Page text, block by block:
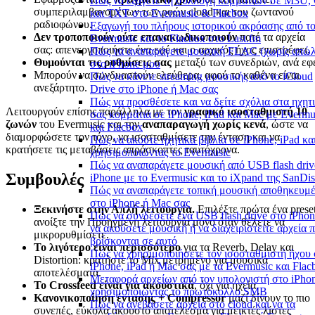
και TXT στο Evermusic & Flacbox
Εξαγωγή του πλήρους ιστορικού ακρόασης από το
Evermusic και το Flacbox στο Last.fm
Πώς να αναπαράγετε μουσική FLAC (χωρίς
στο iPhone μου
Πώς να κάνετε streaming μουσικής από το iCloud
Drive στο iPhone ή Mac σας
Πώς να προσθέσετε και να δείτε σχόλια στα
σας κομμάτια σε iPhone, iPad και Mac με
και Flacbox
Πώς να ακούτε ηχητικά βιβλία σε iPhone, iPad
χρησιμοποιώντας το Evermusic
Πώς να αναπαράγετε μουσική από USB flash
iPhone με το Evermusic και το iXpand της
Πώς να αναπαράγετε τοπική μουσική
στο iPhone ή Mac σας
Πώς να συνδέσετε ένα USB flash drive στο
να ακούσετε μουσική ή να διαχειριστείτε αρχεία
βρίσκονται σε αυτό
Πώς να χρησιμοποιήσετε τον ισοσταθμιστή ήχου
iPhone, iPad ή Mac σας με τα Evermusic και
Μεταφορά αρχείων από τον υπολογιστή στο
χρησιμοποιώντας το πρωτόκολλο SMB
Πώς να ανεβάσετε αρχεία στο cloud και να τα
συμπεριλαμβανομένων των ροών cloud και του ζωντανού
ραδιοφώνου.
Δεν τροποποιούν ούτε επανακωδικοποιούνποτέ τα αρχεία
σας: απενεργοποιήστε ένα εφέ και ο αρχικός ήχος επιστρέφει.
Θυμούνται τις ρυθμίσεις σας μεταξύ των συνεδριών, ανά
Μπορούν να συνδυαστούν ελεύθερα, αφού το καθένα είναι
ανεξάρτητο.
Λειτουργούν επίσης παράλληλα με τονγραφικό ισοσταθμιστή 10
ζωνών του Evermusic και τηναναπαραγωγή χωρίς κενά, ώστε να
διαμορφώσετε τον τόνο, να ισοσταθμίσετε την ένταση και να
κρατήσετε τις μεταβάσεις απρόσκοπτες ταυτόχρονα.
Συμβουλές
Ξεκινήστε στην Απλή λειτουργία.Επιλέξτε πρώτα ένα
ανοίξτε την Προηγμένη λειτουργία μόνο όταν θέλετε να
μικρορυθμίσετε.
Το λιγότερο είναι περισσότερογια τα Reverb, Delay και
Distortion: κρατήστε το Mix μετρημένο για μουσικά
αποτελέσματα.
Το Crossfeed είναι για ακουστικά, όχι για ηχεία.
Κανονικοποίηση έντασης + Compressorμαζί δίνουν το πιο
συνεπές, εύκολα ακουστό αποτέλεσμα για μεικτές λίστες